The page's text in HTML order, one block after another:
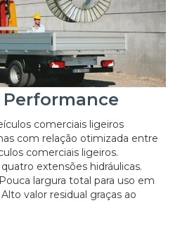
Performance
comerciais ligeiros
com relação otimizada entre
comerciais ligeiros.
extensões hidráulicas.
largura total para uso em
valor residual graças ao